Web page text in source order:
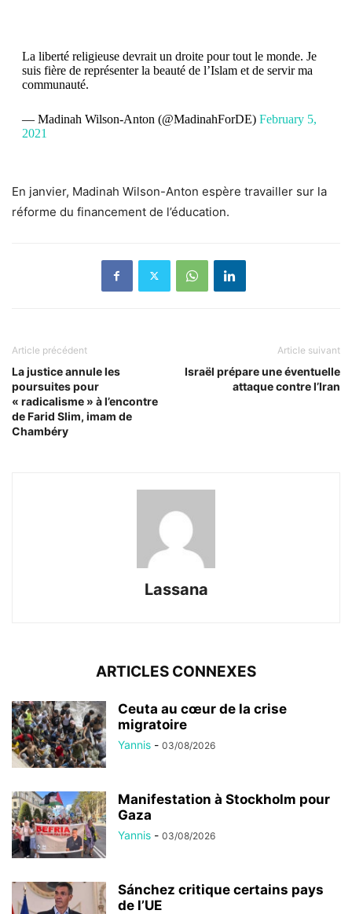
La liberté religieuse devrait un droite pour tout le monde. Je
suis fière de représenter la beauté de l’Islam et de servir ma
communauté.
— Madinah Wilson-Anton (@MadinahForDE) February 5,
2021
En janvier, Madinah Wilson-Anton espère travailler sur la
réforme du financement de l’éducation.
Article précédent
La justice annule les
poursuites pour
« radicalisme » à l’encontre
de Farid Slim, imam de
Chambéry
Article suivant
Israël prépare une éventuelle
attaque contre l’Iran
Lassana
ARTICLES CONNEXES
Ceuta au cœur de la crise
migratoire
Yannis - 03/08/2026
Manifestation à Stockholm pour
Gaza
Yannis - 03/08/2026
Sánchez critique certains pays
de l’UE